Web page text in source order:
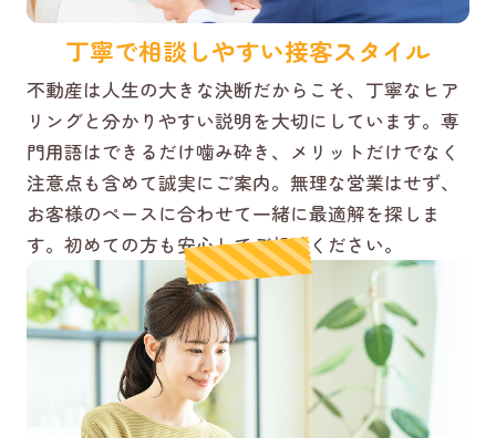
丁寧で相談しやすい接客スタイル
不動産は人生の大きな決断だからこそ、丁寧なヒア
リングと分かりやすい説明を大切にしています。専
門用語はできるだけ噛み砕き、メリットだけでなく
注意点も含めて誠実にご案内。無理な営業はせず、
お客様のペースに合わせて一緒に最適解を探しま
す。初めての方も安心してご相談ください。